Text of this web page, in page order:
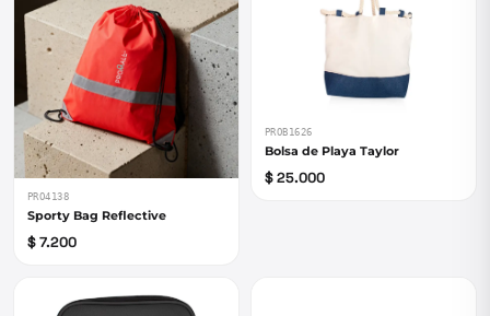
PRO4138
Sporty Bag Reflective
$ 7.200
PROB1626
Bolsa de Playa Taylor
$ 25.000